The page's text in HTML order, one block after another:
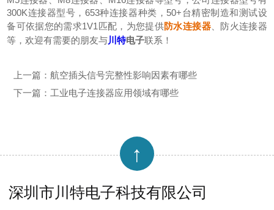
300K连接器型号，653种连接器种类，50+台精密制造和测试设
备可依据您的需求1V1匹配，为您提供防水连接器、防火连接器
等，欢迎有需要的朋友与川特电子联系！
上一篇： 航空插头信号完整性影响因素有哪些
下一篇： 工业电子连接器应用领域有哪些
↑
深圳市川特电子科技有限公司